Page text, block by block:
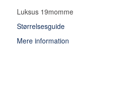
Luksus 19momme
Størrelsesguide
Mere information